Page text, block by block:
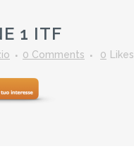
1 ITF
0 Comments 0 Likes